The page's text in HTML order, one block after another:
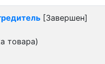
[Завершен]
товара)